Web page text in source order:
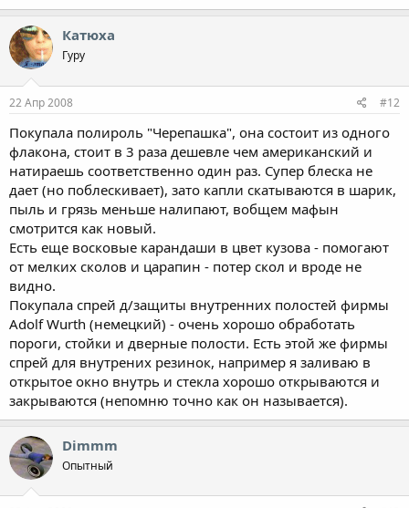
Катюха
Гуру
22 Апр 2008 #12
Покупала полироль "Черепашка", она состоит из одного
флакона, стоит в 3 раза дешевле чем американский и
натираешь соответственно один раз. Супер блеска не
дает (но поблескивает), зато капли скатываются в шарик,
пыль и грязь меньше налипают, вобщем мафын
смотрится как новый.
Есть еще восковые карандаши в цвет кузова - помогают
от мелких сколов и царапин - потер скол и вроде не
видно.
Покупала спрей д/защиты внутренних полостей фирмы
Adolf Wurth (немецкий) - очень хорошо обработать
пороги, стойки и дверные полости. Есть этой же фирмы
спрей для внутрених резинок, например я заливаю в
открытое окно внутрь и стекла хорошо открываются и
закрываются (непомню точно как он называется).
Dimmm
Опытный